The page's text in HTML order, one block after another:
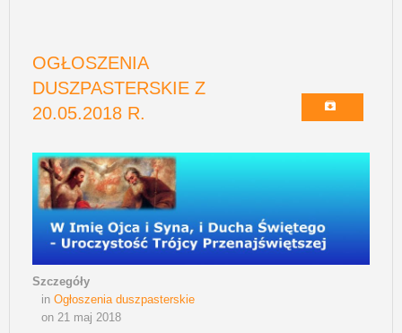
OGŁOSZENIA
DUSZPASTERSKIE Z
20.05.2018 R.
Szczegóły
in Ogłoszenia duszpasterskie
on 21 maj 2018